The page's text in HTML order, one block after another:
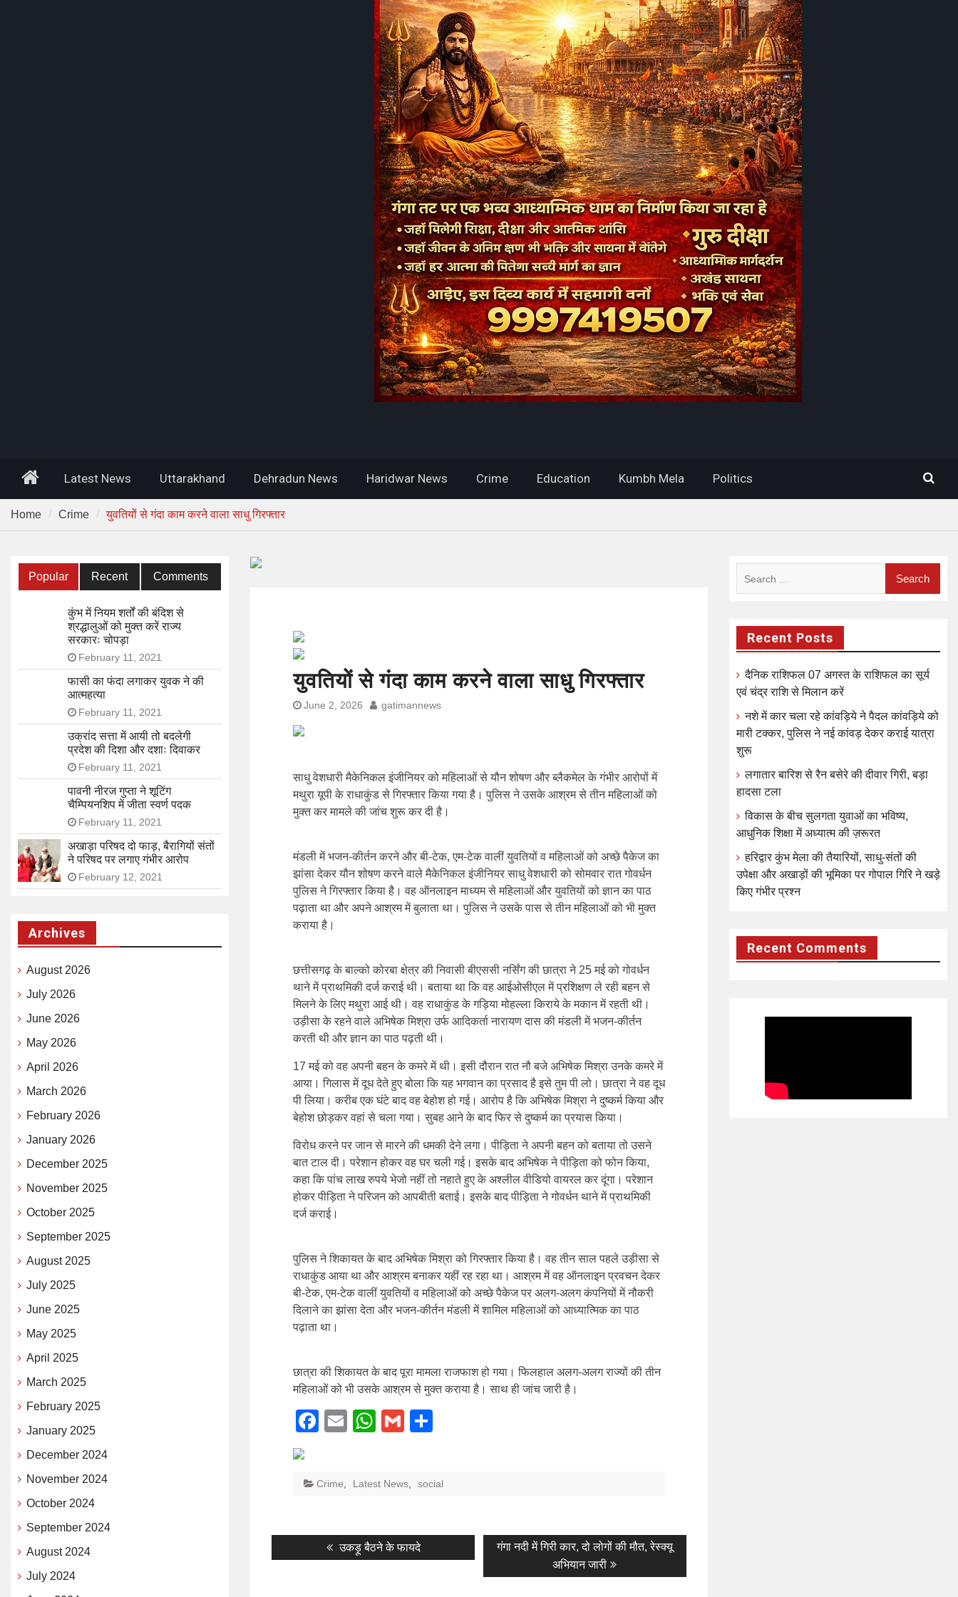
HomeLatest News Uttarakhand Dehradun News Haridwar News Crime Education Kumbh Mela Politics
Home Crime युवतियों से गंदा काम करने वाला साधु गिरफ्तार
युवतियों से गंदा काम करने वाला साधु गिरफ्तार
June 2, 2026 gatimannews
साधु वेशधारी मैकेनिकल इंजीनियर को महिलाओं से यौन शोषण और ब्लैकमेल के गंभीर आरोपों में
मथुरा यूपी के राधाकुंड से गिरफ्तार किया गया है। पुलिस ने उसके आश्रम से तीन महिलाओं को
मुक्त कर मामले की जांच शुरू कर दी है।
मंडली में भजन-कीर्तन करने और बी-टेक, एम-टेक वालीं युवतियों व महिलाओं को अच्छे पैकेज का
झांसा देकर यौन शोषण करने वाले मैकेनिकल इंजीनियर साधु वेशधारी को सोमवार रात गोवर्धन
पुलिस ने गिरफ्तार किया है। वह ऑनलाइन माध्यम से महिलाओं और युवतियों को ज्ञान का पाठ
पढ़ाता था और अपने आश्रम में बुलाता था। पुलिस ने उसके पास से तीन महिलाओं को भी मुक्त
कराया है।
छत्तीसगढ़ के बाल्को कोरबा क्षेत्र की निवासी बीएससी नर्सिंग की छात्रा ने 25 मई को गोवर्धन
थाने में प्राथमिकी दर्ज कराई थी। बताया था कि वह आईओसीएल में प्रशिक्षण ले रही बहन से
मिलने के लिए मथुरा आई थी। वह राधाकुंड के गड़िया मोहल्ला किराये के मकान में रहती थी।
उड़ीसा के रहने वाले अभिषेक मिश्रा उर्फ आदिकर्ता नारायण दास की मंडली में भजन-कीर्तन
करती थी और ज्ञान का पाठ पढ़ती थी।
17 मई को वह अपनी बहन के कमरे में थी। इसी दौरान रात नौ बजे अभिषेक मिश्रा उनके कमरे में
आया। गिलास में दूध देते हुए बोला कि यह भगवान का प्रसाद है इसे तुम पी लो। छात्रा ने वह दूध
पी लिया। करीब एक घंटे बाद वह बेहोश हो गई। आरोप है कि अभिषेक मिश्रा ने दुष्कर्म किया और
बेहोश छोड़कर वहां से चला गया। सुबह आने के बाद फिर से दुष्कर्म का प्रयास किया।
विरोध करने पर जान से मारने की धमकी देने लगा। पीड़िता ने अपनी बहन को बताया तो उसने
बात टाल दी। परेशान होकर वह घर चली गई। इसके बाद अभिषेक ने पीड़िता को फोन किया,
कहा कि पांच लाख रुपये भेजो नहीं तो नहाते हुए के अश्लील वीडियो वायरल कर दूंगा। परेशान
होकर पीड़िता ने परिजन को आपबीती बताई। इसके बाद पीड़िता ने गोवर्धन थाने में प्राथमिकी
दर्ज कराई।
पुलिस ने शिकायत के बाद अभिषेक मिश्रा को गिरफ्तार किया है। वह तीन साल पहले उड़ीसा से
राधाकुंड आया था और आश्रम बनाकर यहीं रह रहा था। आश्रम में वह ऑनलाइन प्रवचन देकर
बी-टेक, एम-टेक वालीं युवतियों व महिलाओं को अच्छे पैकेज पर अलग-अलग कंपनियों में नौकरी
दिलाने का झांसा देता और भजन-कीर्तन मंडली में शामिल महिलाओं को आध्यात्मिक का पाठ
पढ़ाता था।
छात्रा की शिकायत के बाद पूरा मामला राजफाश हो गया। फिलहाल अलग-अलग राज्यों की तीन
महिलाओं को भी उसके आश्रम से मुक्त कराया है। साथ ही जांच जारी है।
Facebook
EmailWhatsApp
Gmail
Crime Latest News social
Previous
post:
उकड़ू बैठने के फायदे
Next
गंगा नदी में गिरी कार, दो लोगों की मौत, रेस्क्यू
अभियान जारी
Recent Posts
दैनिक राशिफल 07 अगस्त के राशिफल का सूर्य
एवं चंद्र राशि से मिलान करें
नशे में कार चला रहे कांवड़िये ने पैदल कांवड़िये को
मारी टक्कर, पुलिस ने नई कांवड़ देकर कराई यात्रा
शुरू
लगातार बारिश से रैन बसेरे की दीवार गिरी, बड़ा
हादसा टला
विकास के बीच सुलगता युवाओं का भविष्य,
आधुनिक शिक्षा में अध्यात्म की ज़रूरत
हरिद्वार कुंभ मेला की तैयारियों, साधु-संतों की
उपेक्षा और अखाड़ों की भूमिका पर गोपाल गिरि ने खड़े
किए गंभीर प्रश्न
Recent Comments
Popular Recent Comments
कुंभ में नियम शर्तों की बंदिश से
श्रद्धालुओं को मुक्त करें राज्य
सरकारः चोपड़ा
February 11, 2021
फासी का फंदा लगाकर युवक ने की
आत्महत्या
February 11, 2021
उक्रांद सत्ता में आयी तो बदलेगी
प्रदेश की दिशा और दशाः दिवाकर
February 11, 2021
पावनी नीरज गुप्ता ने शूटिंग
चैम्पियनशिप में जीता स्वर्ण पदक
February 11, 2021
अखाड़ा परिषद दो फाड़, बैरागियों संतों
ने परिषद पर लगाए गंभीर आरोप
February 12, 2021
Archives
August 2026
July 2026
June 2026
May 2026
April 2026
March 2026
February 2026
January 2026
December 2025
November 2025
October 2025
September 2025
August 2025
July 2025
June 2025
May 2025
April 2025
March 2025
February 2025
January 2025
December 2024
November 2024
October 2024
September 2024
August 2024
July 2024